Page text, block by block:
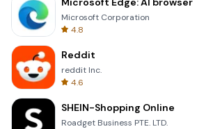
Microsoft Corporation
4.8
Reddit
reddit Inc.
4.6
SHEIN-Shopping Online
Roadget Business PTE. LTD.